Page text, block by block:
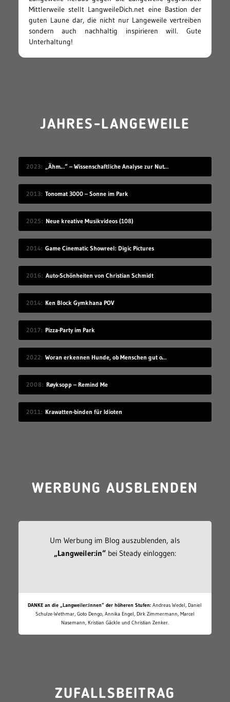
Mittlerweile stellt LangweileDich.net eine Bastion der
guten Laune dar, die nicht nur Langeweile vertreiben
sondern auch nachhaltig inspirieren will. Gute
Unterhaltung!
JAHRES-LANGEWEILE
2023 „Ähm…“ – Wissenschaftliche Analyse zur Nutzung von Füllwörtern bei Vorträgen
2013 Tonomat 3000 – Sonne im Park
2025 Neue kreative Musikvideos (108)
2014 Game Cinematic Showreel: Digic Pictures
2016 Auto-Schönheiten von Christian Schmidt
2014 Ken Block Gymkhana POV
2017 Pizza-Party im Park
2022 Woran erkennen Hunde, ob Menschen gut oder schlecht sind?
2008 Røyksopp – Remind Me
2011 Krawatten-binden für Idioten
WERBUNG AUSBLENDEN
Um Werbung im Blog auszublenden, als
„Langweiler:in“bei Steady einloggen:
DANKE an die „Langweiler:innen“ der höheren Stufen: Andreas Wedel, Daniel
Schulze-Wethmar, Goto Dengo, Annika Engel, Dirk Zimmermann, Marcel
Nasemann, Kristian Gäckle und Christian Zenker.
ZUFALLSBEITRAG